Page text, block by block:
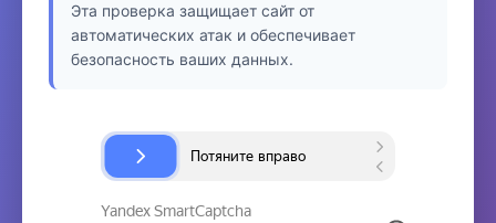
Эта проверка защищает сайт от
автоматических атак и обеспечивает
безопасность ваших данных.